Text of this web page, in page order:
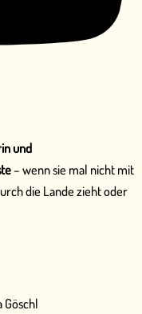
und
– wenn sie mal nicht mit
die Lande zieht oder